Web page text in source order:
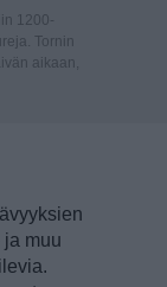
1200-
Tornin
aikaan,
ja muu